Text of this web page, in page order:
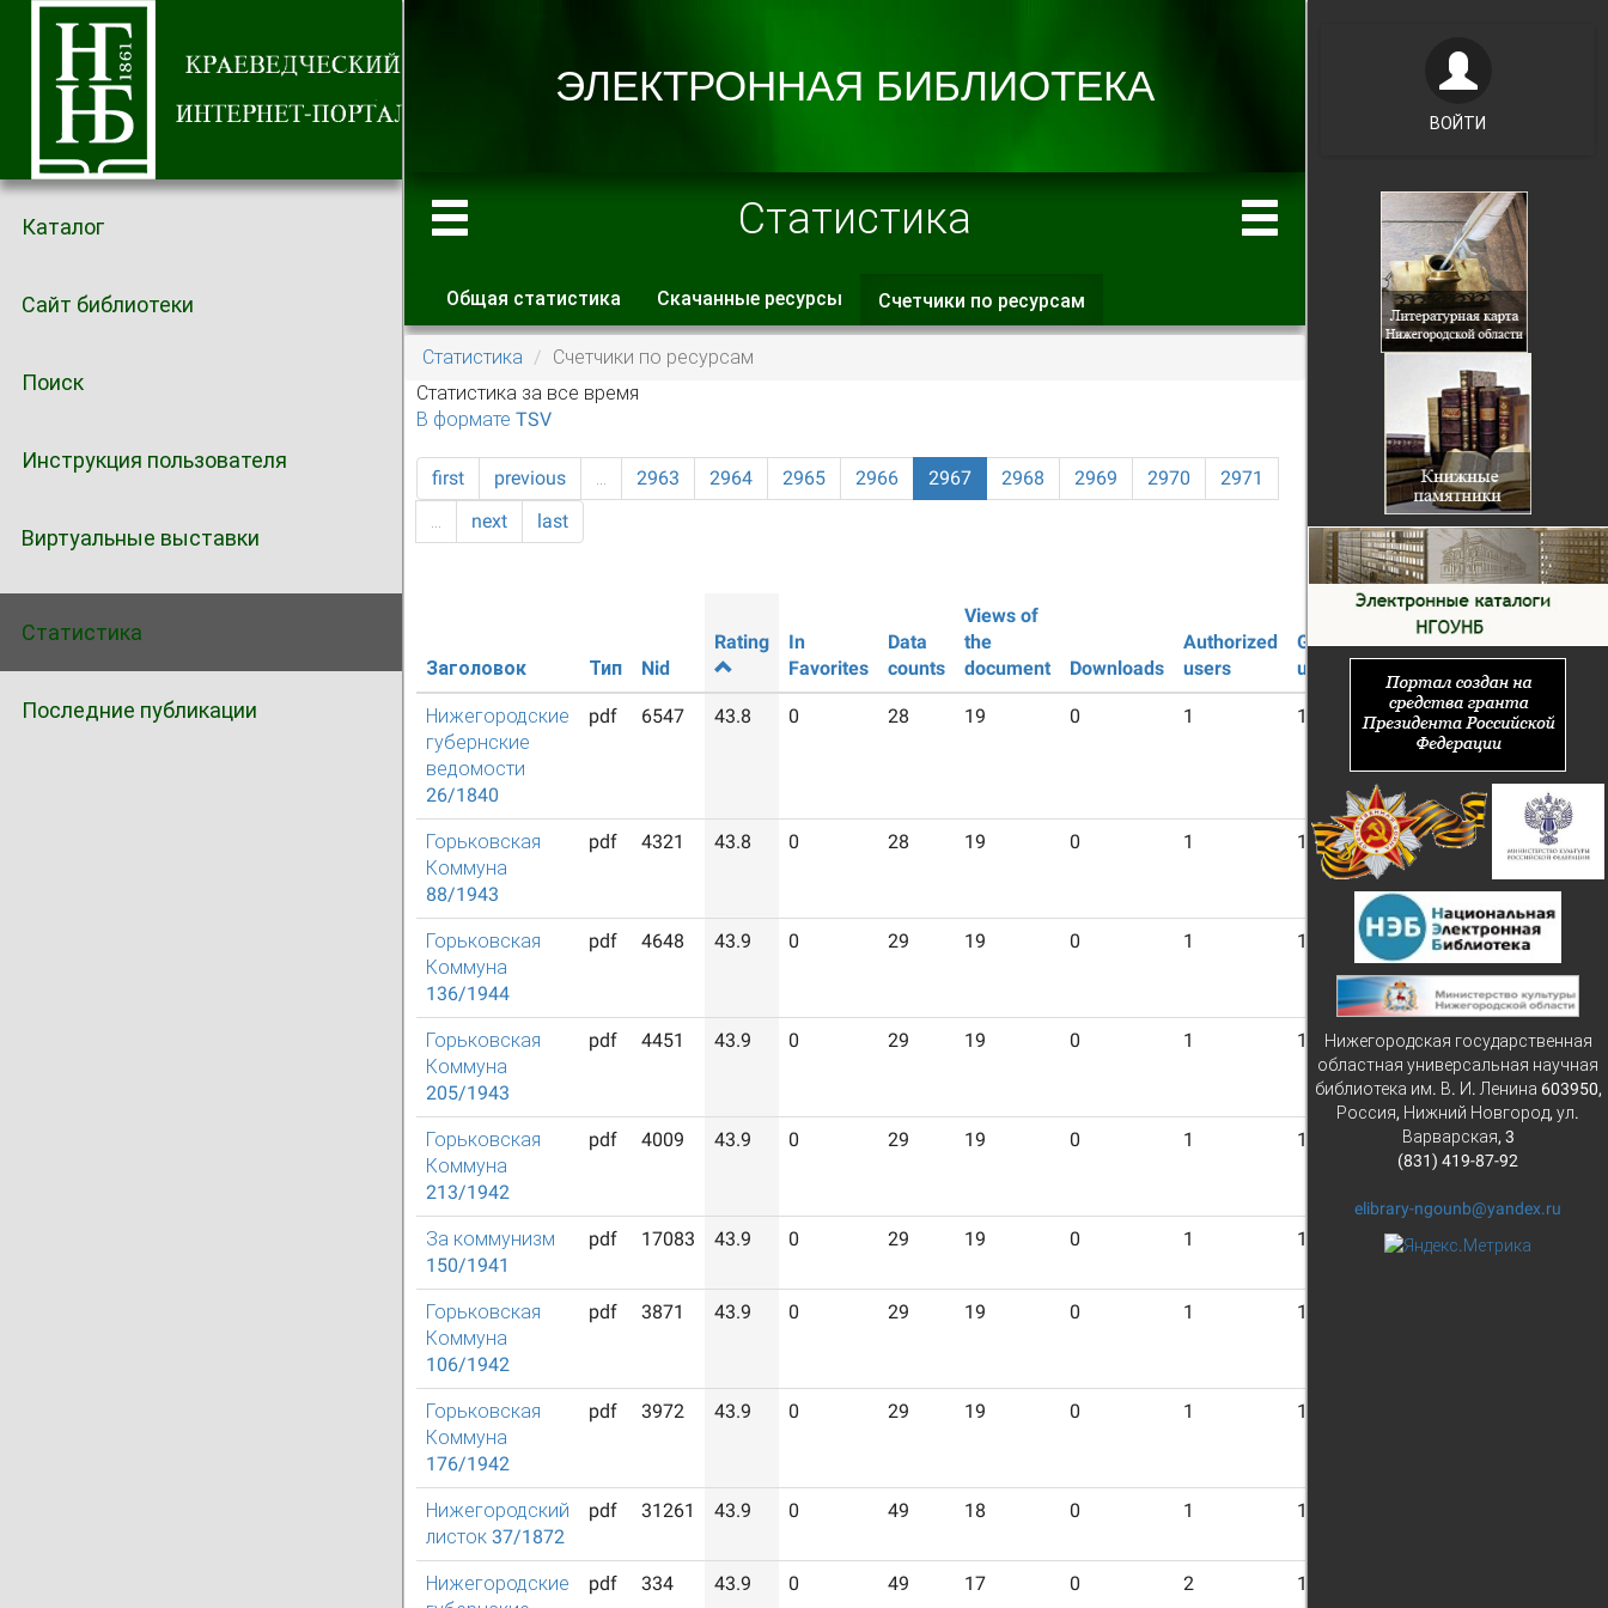
Каталог
Сайт библиотеки
Поиск
Инструкция пользователя
Виртуальные выставки
Статистика
Последние публикации
Статистика
Главные вкладки
Общая статистика Скачанные ресурсы Счетчики по ресурсам
вкладка)
Статистика
Счетчики по ресурсам
Статистика за все время
В формате TSV
first previous … 2963 2964 2965 2966 2967 2968 2969 2970
2971
…
next last
Заголовок Тип Nid
Rating
In
Favorites
Data
counts
Views of
the
document
Downloads
Authorized
users
Guest
users
Нижегородские
губернские
ведомости
26/1840
pdf 6547 43.8 0 28 19 0 1 19
Горьковская
Коммуна
88/1943
pdf 4321 43.8 0 28 19 0 1 19
Горьковская
Коммуна
136/1944
pdf 4648 43.9 0 29 19 0 1 19
Горьковская
Коммуна
205/1943
pdf 4451 43.9 0 29 19 0 1 19
Горьковская
Коммуна
213/1942
pdf 4009 43.9 0 29 19 0 1 19
За коммунизм
150/1941
pdf 17083 43.9 0 29 19 0 1 19
Горьковская
Коммуна
106/1942
pdf 3871 43.9 0 29 19 0 1 19
Горьковская
Коммуна
176/1942
pdf 3972 43.9 0 29 19 0 1 19
Нижегородский
листок 37/1872
pdf 31261 43.9 0 49 18 0 1 18
Нижегородские
pdf 334 43.9 0 49 17 0 2 16
ВОЙТИ
Нижегородская государственная
областная универсальная научная
библиотека им. В. И. Ленина 603950,
Россия, Нижний Новгород, ул.
Варварская, 3
(831) 419-87-92
elibrary-ngounb@yandex.ru